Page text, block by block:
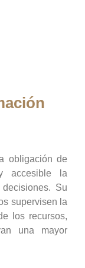
obligación de
accesible la
Su
supervisen la
los recursos,
una mayor